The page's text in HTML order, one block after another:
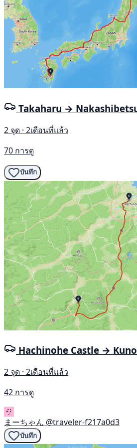
Takaharu →
2 จุด · 2เดือนที่แล้ว
70 การดู
บันทึก
Hachinohe Castle →
2 จุด · 2เดือนที่แล้ว
42 การดู
まーちゃん @traveler-f217a0d3
บันทึก